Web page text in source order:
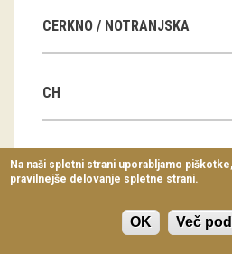
dogodki
Predavanja
Delavnice
Vodeni ogledi
CERKNO / NOTRANJSKA
CH
CN
Na naši spletni strani uporabljamo
pravilnejše delovanje spletne strani.
OK Več